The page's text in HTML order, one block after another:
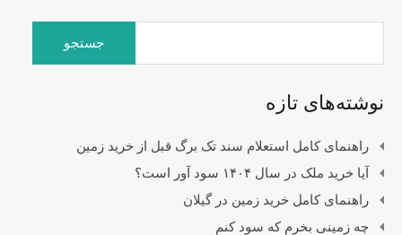
نوشته‌های تازه
راهنمای کامل استعلام سند تک برگ قبل از خرید زمین
آیا خرید ملک در سال ۱۴۰۴ سود آور است؟
راهنمای کامل خرید زمین در گیلان
چه زمینی بخرم که سود کنم